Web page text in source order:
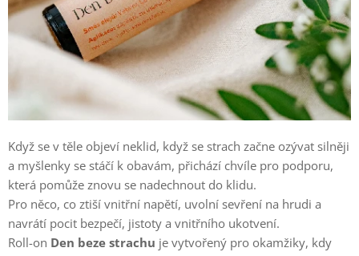
Když se v těle objeví neklid, když se strach začne ozývat silněji
a myšlenky se stáčí k obavám, přichází chvíle pro podporu,
která pomůže znovu se nadechnout do klidu.
Pro něco, co ztiší vnitřní napětí, uvolní sevření na hrudi a
navrátí pocit bezpečí, jistoty a vnitřního ukotvení.
Roll-on Den beze strachu je vytvořený pro okamžiky, kdy